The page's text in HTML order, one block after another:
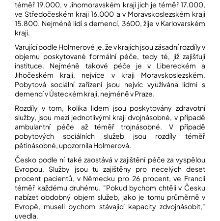
NAŠE
INSPIRACE
ZÁBAVA,
KTERÁ
POSÍLÍ
PAMĚŤ
KONCENTRACI
BAZAR
REPASOVANÉ
POMŮCKY
Přihlášení
téměř 19.000, v Jihomoravském kraji jich je téměř 17.000,
ve Středočeském kraji 16.000 a v Moravskoslezském kraji
15.800. Nejméně lidí s demencí, 3600, žije v Karlovarském
kraji.
Varující podle Holmerové je, že v krajích jsou zásadní rozdíly v
objemu poskytované formální péče, tedy té, již zajišťují
instituce. Nejméně takové péče je v Libereckém a
Jihočeském kraji, nejvíce v kraji Moravskoslezském.
Pobytová sociální zařízení jsou nejvíc využívána lidmi s
demencí v Ústeckém kraji, nejméně v Praze.
Rozdíly v tom, kolika lidem jsou poskytovány zdravotní
služby, jsou mezi jednotlivými kraji dvojnásobné, v případě
ambulantní péče až téměř trojnásobné. V případě
pobytových sociálních služeb jsou rozdíly téměř
pětinásobné, upozornila Holmerová.
Česko podle ní také zaostává v zajištění péče za vyspělou
Evropou. Služby jsou tu zajištěny pro necelých deset
procent pacientů, v Německu pro 26 procent, ve Francii
téměř každému druhému. "Pokud bychom chtěli v Česku
nabízet obdobný objem služeb, jako je tomu průměrně v
Evropě, museli bychom stávající kapacity zdvojnásobit,"
uvedla.
D
o
p
č
e
m
e